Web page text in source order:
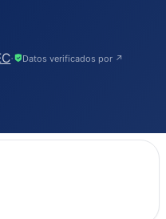
· Datos verificados por ↗